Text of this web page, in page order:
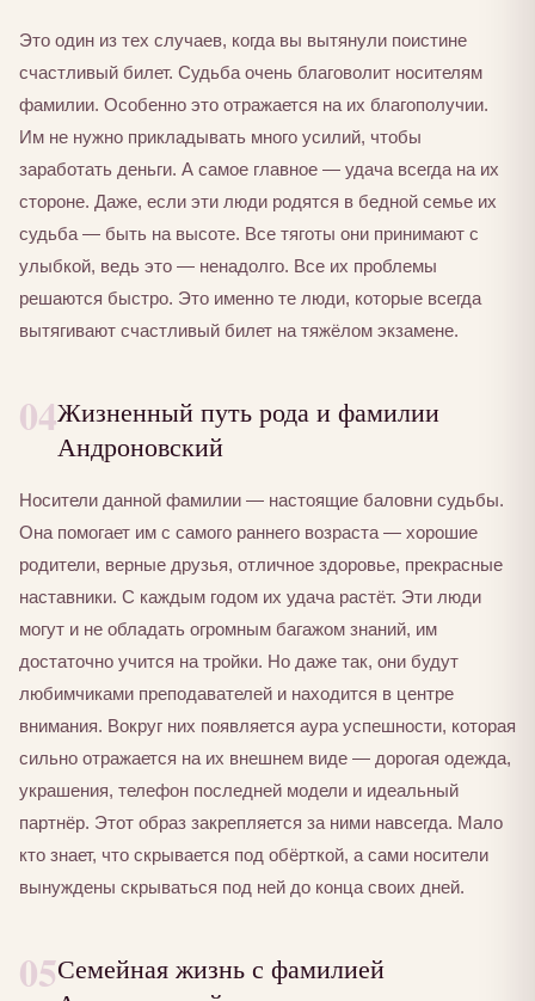
Это один из тех случаев, когда вы вытянули поистине
счастливый билет. Судьба очень благоволит носителям
фамилии. Особенно это отражается на их благополучии.
Им не нужно прикладывать много усилий, чтобы
заработать деньги. А самое главное — удача всегда на их
стороне. Даже, если эти люди родятся в бедной семье их
судьба — быть на высоте. Все тяготы они принимают с
улыбкой, ведь это — ненадолго. Все их проблемы
решаются быстро. Это именно те люди, которые всегда
вытягивают счастливый билет на тяжёлом экзамене.
04Жизненный путь рода и фамилии
Андроновский
Носители данной фамилии — настоящие баловни судьбы.
Она помогает им с самого раннего возраста — хорошие
родители, верные друзья, отличное здоровье, прекрасные
наставники. С каждым годом их удача растёт. Эти люди
могут и не обладать огромным багажом знаний, им
достаточно учится на тройки. Но даже так, они будут
любимчиками преподавателей и находится в центре
внимания. Вокруг них появляется аура успешности, которая
сильно отражается на их внешнем виде — дорогая одежда,
украшения, телефон последней модели и идеальный
партнёр. Этот образ закрепляется за ними навсегда. Мало
кто знает, что скрывается под обёрткой, а сами носители
вынуждены скрываться под ней до конца своих дней.
05Семейная жизнь с фамилией